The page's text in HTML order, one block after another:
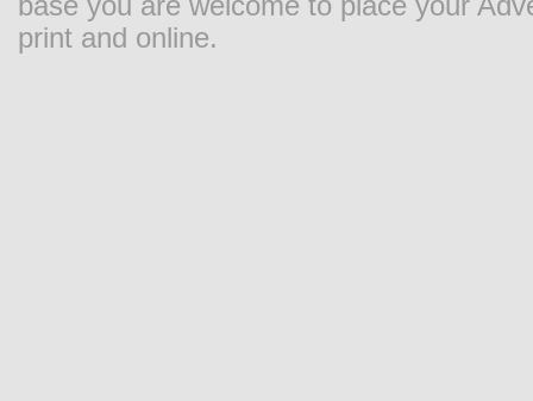
print and online.